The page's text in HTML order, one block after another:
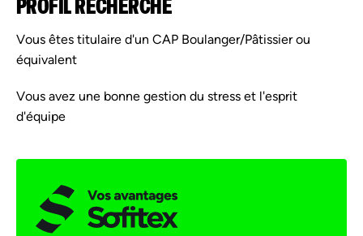
Vous êtes titulaire d'un CAP Boulanger/Pâtissier ou
équivalent
Vous avez une bonne gestion du stress et l'esprit
d'équipe